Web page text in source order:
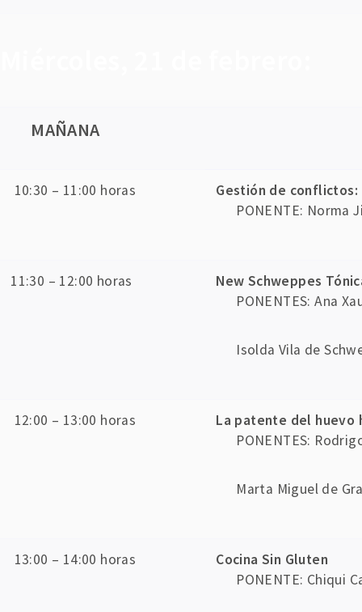
MAÑANA
10:30 – 11:00 horas
Gestión de
PONENTE: Norma
11:30 – 12:00 horas
New Schweppes
PONENTES: Ana
Isolda Vila de
12:00 – 13:00 horas
La patente del huevo
PONENTES:
Marta Miguel de
13:00 – 14:00 horas
Cocina Sin Gluten
PONENTE: Chiqui